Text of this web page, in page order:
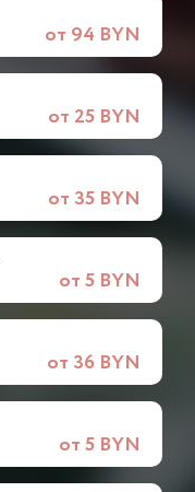
от 94 BYN
от 25 BYN
от 35 BYN
от 5 BYN
от 36 BYN
от 5 BYN